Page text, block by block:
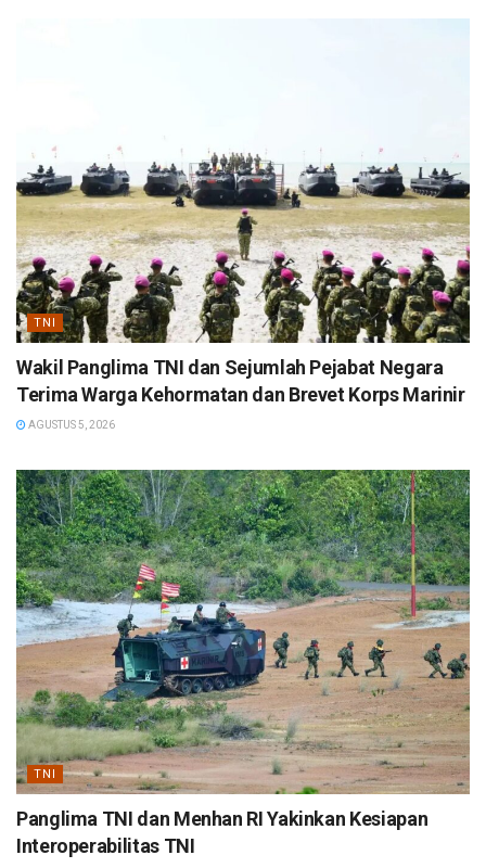
TNI
Wakil Panglima TNI dan Sejumlah Pejabat Negara
Terima Warga Kehormatan dan Brevet Korps Marinir
AGUSTUS 5, 2026
TNI
Panglima TNI dan Menhan RI Yakinkan Kesiapan
Interoperabilitas TNI